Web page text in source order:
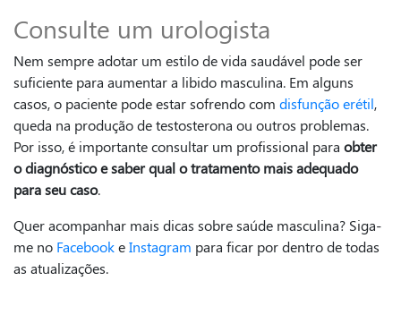
Consulte um urologista
Nem sempre adotar um estilo de vida saudável pode ser
suficiente para aumentar a libido masculina. Em alguns
casos, o paciente pode estar sofrendo com disfunção erétil,
queda na produção de testosterona ou outros problemas.
Por isso, é importante consultar um profissional para obter
o diagnóstico e saber qual o tratamento mais adequado
para seu caso.
Quer acompanhar mais dicas sobre saúde masculina? Siga-
me no FacebookeInstagram para ficar por dentro de todas
as atualizações.